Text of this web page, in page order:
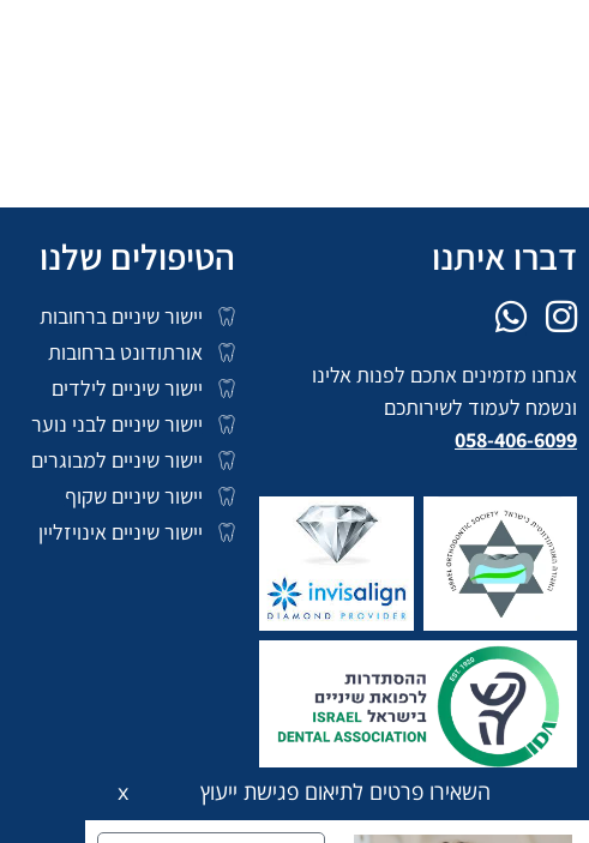
דברו איתנו
אנחנו מזמינים אתכם לפנות אלינו
ונשמח לעמוד לשירותכם
058-406-6099
המרפאות מונגשות לבעלי מוגבלויות
הצהרת נגישות
הטיפולים שלנו
יישור שיניים ברחובות
אורתודונט ברחובות
יישור שיניים לילדים
יישור שיניים לבני נוער
יישור שיניים למבוגרים
יישור שיניים שקוף
יישור שיניים אינויזליין
השאירו פרטים לתיאום פגישת ייעוץ